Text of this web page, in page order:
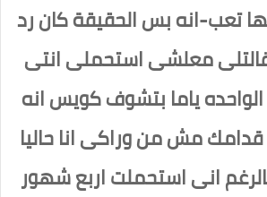
تعب-انه بس الحقيقة كان رد
معلشى استحملى انتى
ياما بتشوف كويس انه
مش من وراكى انا حاليا
انى استحملت اربع شهور